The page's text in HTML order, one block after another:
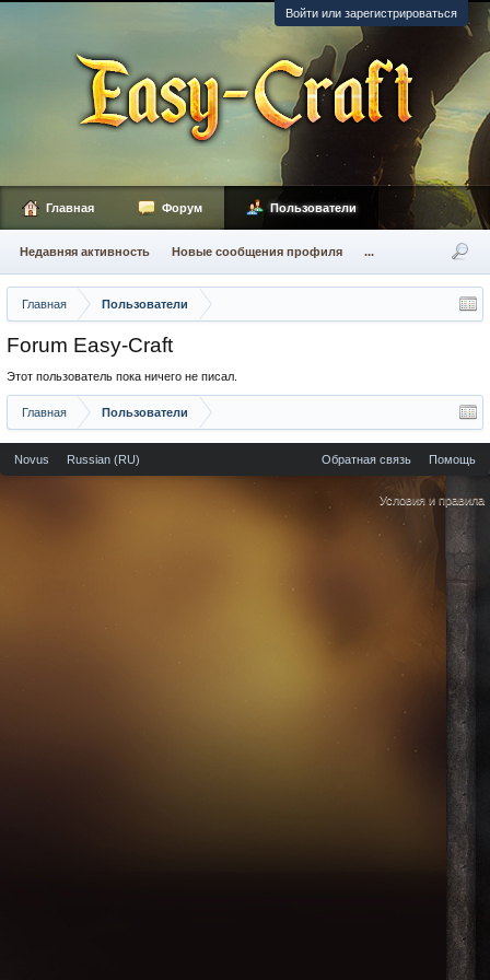
Войти или зарегистрироваться
Главная Пользователи
Forum Easy-Craft
Этот пользователь пока ничего не писал.
Главная Пользователи
Главная Форум Пользователи
Недавняя активность Новые сообщения профиля ...
Novus Russian (RU) Обратная связь Помощь
Условия и правила